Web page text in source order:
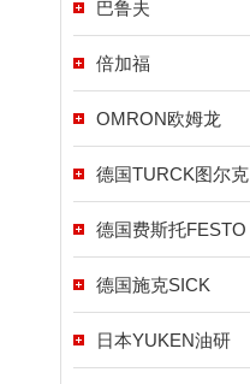
巴鲁夫
倍加福
OMRON欧姆龙
德国TURCK图尔克
德国费斯托FESTO
德国施克SICK
日本YUKEN油研